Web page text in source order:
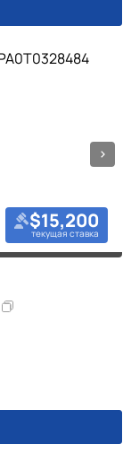
$15,200
текущая ставка